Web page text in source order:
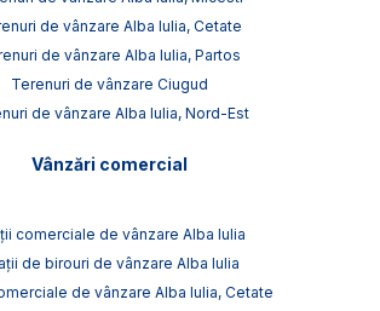
de vânzare Alba Iulia, Cetate
de vânzare Alba Iulia, Partos
Terenuri de vânzare Ciugud
de vânzare Alba Iulia, Nord-Est
Vânzări comercial
comerciale de vânzare Alba Iulia
de birouri de vânzare Alba Iulia
de vânzare Alba Iulia, Cetate